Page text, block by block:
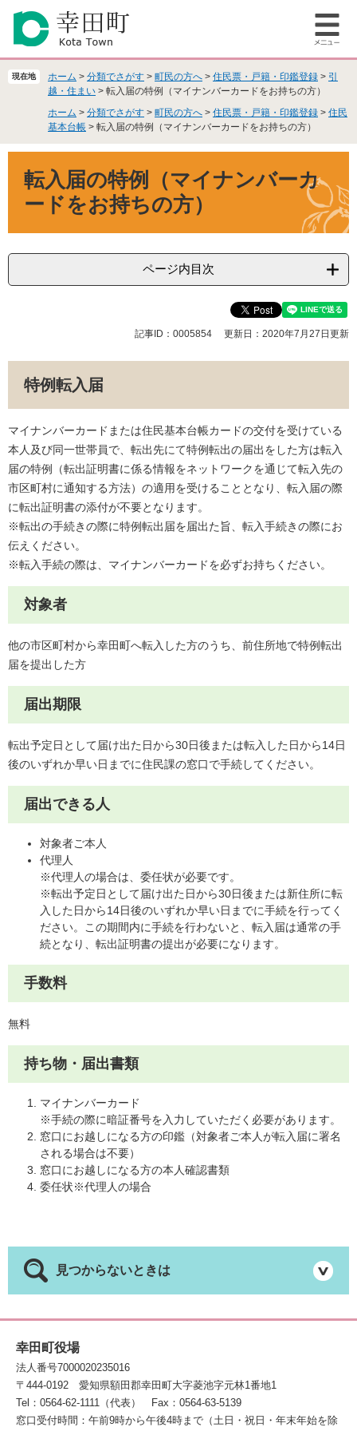
の
。
ー
て
メ
ー
現在地 ホーム > 分類でさがす > 町民の方へ > 住民票・戸籍・印鑑登録 > 引
越・住まい > 転入届の特例（マイナンバーカードをお持ちの方）
ホーム > 分類でさがす > 町民の方へ > 住民票・戸籍・印鑑登録 > 住民
基本台帳 > 転入届の特例（マイナンバーカードをお持ちの方）
転入届の特例（マイナンバーカ
ードをお持ちの方）
ページ内目次
記事ID：0005854 更新日：2020年7月27日更新
特例転入届
マイナンバーカードまたは住民基本台帳カードの交付を受けている
本人及び同一世帯員で、転出先にて特例転出の届出をした方は転入
届の特例（転出証明書に係る情報をネットワークを通じて転入先の
市区町村に通知する方法）の適用を受けることとなり、転入届の際
に転出証明書の添付が不要となります。
※転出の手続きの際に特例転出届を届出た旨、転入手続きの際にお
伝えください。
※転入手続の際は、マイナンバーカードを必ずお持ちください。
対象者
他の市区町村から幸田町へ転入した方のうち、前住所地で特例転出
届を提出した方
届出期限
転出予定日として届け出た日から30日後または転入した日から14日
後のいずれか早い日までに住民課の窓口で手続してください。
届出できる人
対象者ご本人
代理人
※代理人の場合は、委任状が必要です。
※転出予定日として届け出た日から30日後または新住所に転
入した日から14日後のいずれか早い日までに手続を行ってく
ださい。この期間内に手続を行わないと、転入届は通常の手
続となり、転出証明書の提出が必要になります。
手数料
無料
持ち物・届出書類
マイナンバーカード
※手続の際に暗証番号を入力していただく必要があります。
窓口にお越しになる方の印鑑（対象者ご本人が転入届に署名
される場合は不要）
窓口にお越しになる方の本人確認書類
委任状※代理人の場合
見つからないときは
幸田町役場
法人番号7000020235016
〒444-0192
愛知県額田郡幸田町大字菱池字元林1番地1
Tel：0564-62-1111（代表）
Fax：0564-63-5139
窓口受付時間：午前9時から午後4時まで（土日・祝日・年末年始を除